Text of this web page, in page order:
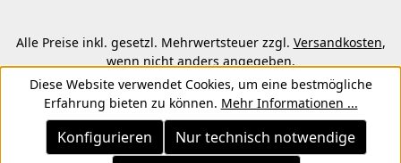
Alle Preise inkl. gesetzl. Mehrwertsteuer zzgl. Versandkosten,
wenn nicht anders angegeben.
© 2026 Copyright © Kwon KG. Alle Rechte vorbehalten.
Diese Website verwendet Cookies, um eine bestmögliche
Erfahrung bieten zu können. Mehr Informationen ...
Nur technisch notwendige
Konfigurieren